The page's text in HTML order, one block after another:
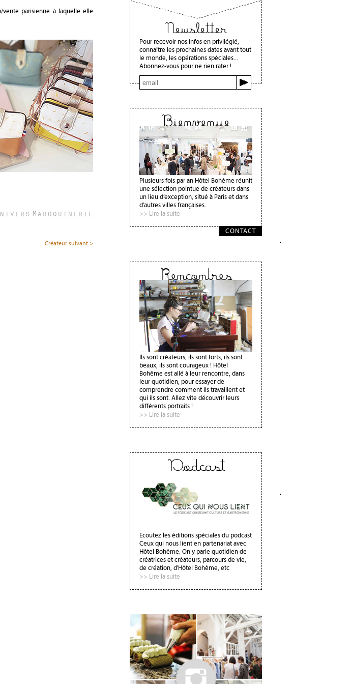
parisienne à laquelle elle
Maroquinerie
Créateur suivant >
Newsletter
Pour recevoir nos infos en privilégié,
connaître les prochaines dates avant tout
le monde, les opérations spéciales...
Abonnez-vous pour ne rien rater !
Bienvenue
Plusieurs fois par an Hôtel Bohême réunit
une sélection pointue de créateurs dans
un lieu d’exception, situé à Paris et dans
d'autres villes françaises.
>> Lire la suite
CONTACT
Rencontres
Ils sont créateurs, ils sont forts, ils sont
beaux, ils sont courageux ! Hôtel
Bohême est allé à leur rencontre, dans
leur quotidien, pour essayer de
comprendre comment ils travaillent et
qui ils sont. Allez vite découvrir leurs
différents portraits !
>> Lire la suite
Podcast
Ecoutez les éditions spéciales du podcast
Ceux qui nous lient en partenariat avec
Hôtel Bohême. On y parle quotidien de
créatrices et créateurs, parcours de vie,
de création, d'Hôtel Bohême, etc
>> Lire la suite